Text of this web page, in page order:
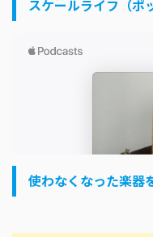
スケールライフ（ポ
使わなくなった楽器